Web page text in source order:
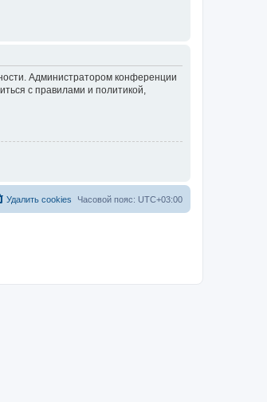
Администратором конференции
с правилами и политикой,
Часовой пояс: UTC+03:00
Удалить cookies